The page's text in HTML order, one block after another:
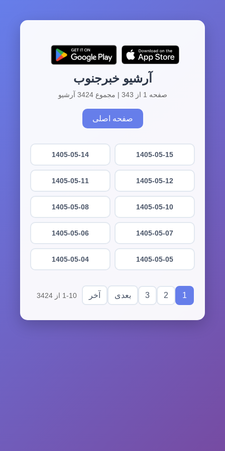
آرشیو خبرجنوب
صفحه 1 از 343 | مجموع 3424 آرشیو
صفحه اصلی
1405-05-15
1405-05-14
1405-05-12
1405-05-11
1405-05-10
1405-05-08
1405-05-07
1405-05-06
1405-05-05
1405-05-04
1
2
3 بعدی آخر 1-10 از 3424